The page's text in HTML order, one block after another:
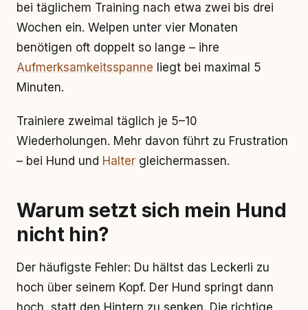
bei täglichem Training nach etwa zwei bis drei
Wochen ein. Welpen unter vier Monaten
benötigen oft doppelt so lange – ihre
Aufmerksamkeitsspanne liegt bei maximal 5
Minuten.
Trainiere zweimal täglich je 5–10
Wiederholungen. Mehr davon führt zu Frustration
– bei Hund und Halter gleichermassen.
Warum setzt sich mein Hund
nicht hin?
Der häufigste Fehler: Du hältst das Leckerli zu
hoch über seinem Kopf. Der Hund springt dann
hoch, statt den Hintern zu senken. Die richtige